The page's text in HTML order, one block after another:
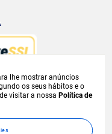
proibidos para menores de
química e, em excesso,
o dia de hoje, podendo
de faltar algum produto,
lhe mostrar anúncios
os seus hábitos e o
visitar a nossa Política de